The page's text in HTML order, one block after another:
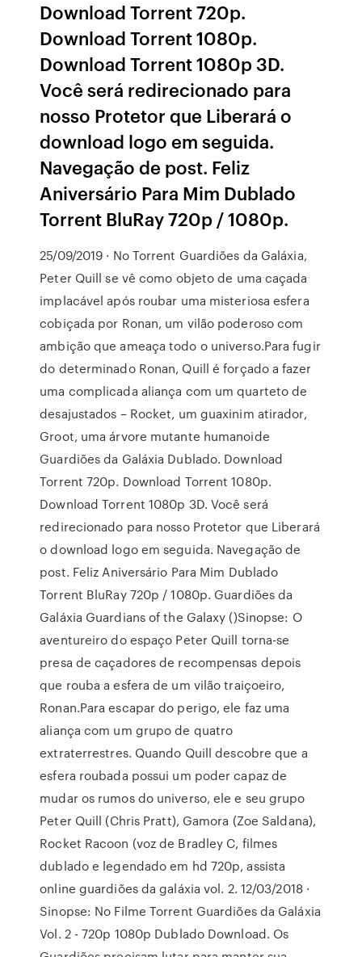
Download Torrent 720p.
Download Torrent 1080p.
Download Torrent 1080p 3D.
Você será redirecionado para
nosso Protetor que Liberará o
download logo em seguida.
Navegação de post. Feliz
Aniversário Para Mim Dublado
Torrent BluRay 720p / 1080p.
25/09/2019 · No Torrent Guardiões da Galáxia,
Peter Quill se vê como objeto de uma caçada
implacável após roubar uma misteriosa esfera
cobiçada por Ronan, um vilão poderoso com
ambição que ameaça todo o universo.Para fugir
do determinado Ronan, Quill é forçado a fazer
uma complicada aliança com um quarteto de
desajustados – Rocket, um guaxinim atirador,
Groot, uma árvore mutante humanoide
Guardiões da Galáxia Dublado. Download
Torrent 720p. Download Torrent 1080p.
Download Torrent 1080p 3D. Você será
redirecionado para nosso Protetor que Liberará
o download logo em seguida. Navegação de
post. Feliz Aniversário Para Mim Dublado
Torrent BluRay 720p / 1080p. Guardiões da
Galáxia Guardians of the Galaxy ()Sinopse: O
aventureiro do espaço Peter Quill torna-se
presa de caçadores de recompensas depois
que rouba a esfera de um vilão traiçoeiro,
Ronan.Para escapar do perigo, ele faz uma
aliança com um grupo de quatro
extraterrestres. Quando Quill descobre que a
esfera roubada possui um poder capaz de
mudar os rumos do universo, ele e seu grupo
Peter Quill (Chris Pratt), Gamora (Zoe Saldana),
Rocket Racoon (voz de Bradley C, filmes
dublado e legendado em hd 720p, assista
online guardiões da galáxia vol. 2. 12/03/2018 ·
Sinopse: No Filme Torrent Guardiões da Galáxia
Vol. 2 - 720p 1080p Dublado Download. Os